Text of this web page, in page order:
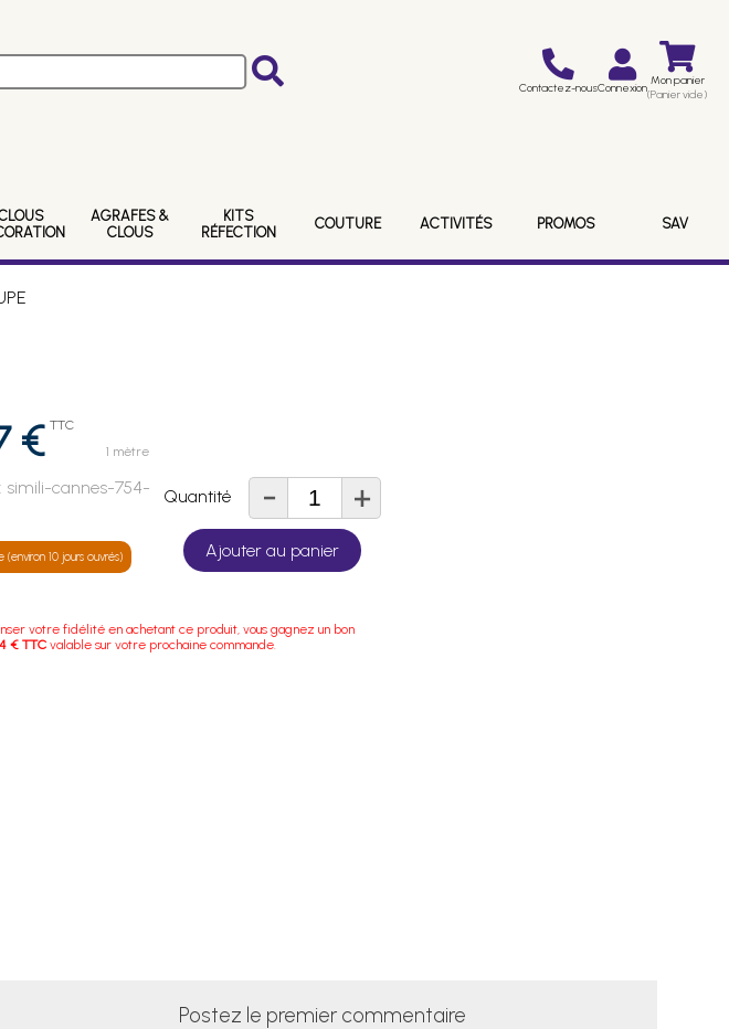
Contactez-nousConnexion Mon panier
(Panier vide)
AGRAFES &
CLOUS
KITS
RÉFECTION
COUTURE ACTIVITÉS PROMOS SAV
€ TTC
1 mètre
simili-cannes-754-
(environ 10 jours ouvrés)
Quantité - +
Ajouter au panier
votre fidélité en achetant ce produit, vous gagnez un bon
€ TTC valable sur votre prochaine commande.
Postez le premier commentaire